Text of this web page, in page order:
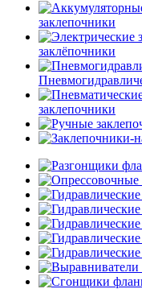
заклепочники
заклёпочники
заклепочники